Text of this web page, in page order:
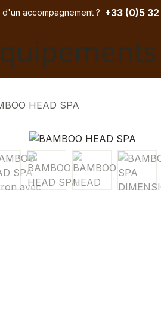
d'un accompagnement ? ​ +33 (0)5
HEAD SPA